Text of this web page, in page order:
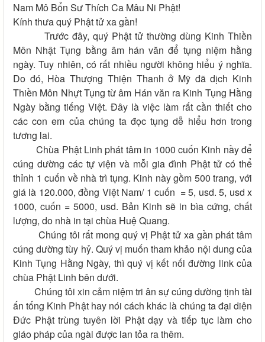
Nam Mô Bổn Sư Thích Ca Mâu Ni Phật!
Kính thưa quý Phật tử xa gần!
Trước đây, quý Phật tử thường dùng Kinh Thiền
Môn Nhật Tụng bằng âm hán văn để tụng niệm hằng
ngày. Tuy nhiên, có rất nhiều người không hiểu ý nghĩa.
Do đó, Hòa Thượng Thiện Thanh ở Mỹ đã dịch Kinh
Thiền Môn Nhựt Tụng từ âm Hán văn ra Kinh Tụng Hằng
Ngày bằng tiếng Việt. Đây là việc làm rất cần thiết cho
các con em của chúng ta đọc tụng dễ hiểu hơn trong
tương lai.
Chùa Phật Linh phát tâm in 1000 cuốn Kinh nầy để
cúng dường các tự viện và mỗi gia đình Phật tử có thể
thỉnh 1 cuốn về nhà trì tụng. Kinh này gồm 500 trang, với
giá là 120.000, đồng Việt Nam/ 1 cuốn = 5, usd. 5, usd x
1000, cuốn = 5000, usd. Bản Kinh sẽ in bìa cứng, chất
lượng, do nhà in tại chùa Huệ Quang.
Chúng tôi rất mong quý vị Phật tử xa gần phát tâm
cúng dường tùy hỷ. Quý vị muốn tham khảo nội dung của
Kinh Tụng Hằng Ngày, thì quý vị kết nối đường link của
chùa Phật Linh bên dưới.
Chúng tôi xin cảm niệm tri ân sự cúng dường tịnh tài
ấn tống Kinh Phật hay nói cách khác là chúng ta đại diện
Đức Phật trùng tuyên lời Phật dạy và tiếp tục làm cho
giáo pháp của ngài được lan tỏa ra thêm.